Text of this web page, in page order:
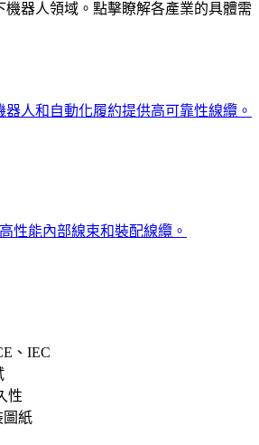
機器人領域。點擊瞭解各產業的具體需
人和自動化履約提供高可靠性線纜。
性能內部線束和裝配線纜。
、IEC
性
圖紙